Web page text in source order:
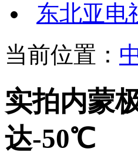
东北亚电
当前位置：
实拍内蒙
达-50℃